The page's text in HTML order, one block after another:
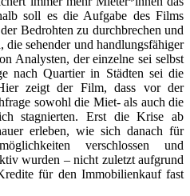
soll es die Aufgabe des Films
Bedrohten zu durchbrechen und
sehender und handlungsfähiger
Analysten, der einzelne sei selbst
nach Quartier in Städten sei die
zeigt der Film, dass vor der
sowohl die Miet- als auch die
stagnierten. Erst die Krise ab
erleben, wie sich danach für
verschlossen und
wurden – nicht zuletzt aufgrund
für den Immobilienkauf fast